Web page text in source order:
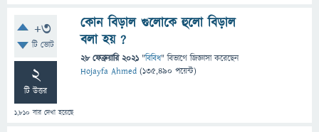
+3
টি ভোট
2
টি উত্তর
1,810 বার দেখা হয়েছে
কোন বিড়াল গুলোকে হুলো বিড়াল
বলা হয় ?
28 ফেব্রুয়ারি 2021 "বিবিধ" বিভাগে জিজ্ঞাসাকরেছেন
Hojayfa Ahmed (135,490 পয়েন্ট)